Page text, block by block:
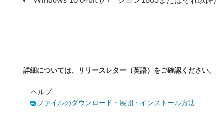
d
,
4
詳細については、リリースレター（英語）をご確認ください。
ヘルプ：
ファイルのダウンロード・展開・インストール方法